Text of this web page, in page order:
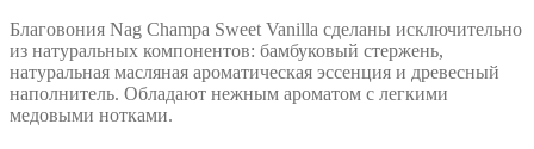
Благовония Nag Champa Sweet Vanilla сделаны исключительно
из натуральных компонентов: бамбуковый стержень,
натуральная масляная ароматическая эссенция и древесный
наполнитель. Обладают нежным ароматом с легкими
медовыми нотками.